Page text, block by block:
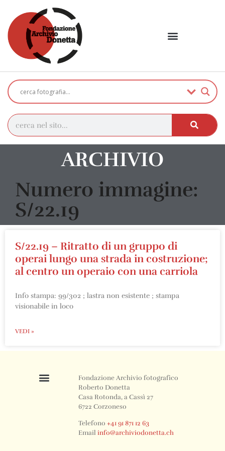
ARCHIVIO
Numero immagine:
S/22.19
S/22.19 – Ritratto di un gruppo di
operai lungo una strada in costruzione;
al centro un operaio con una carriola
Info stampa: 99/302 ; lastra non esistente ; stampa
visionabile in loco
VEDI »
Fondazione Archivio fotografico
Roberto Donetta
Casa Rotonda, a Cassì 27
6722 Corzoneso
Telefono+41 91 871 12 63
Emailinfo@archiviodonetta.ch